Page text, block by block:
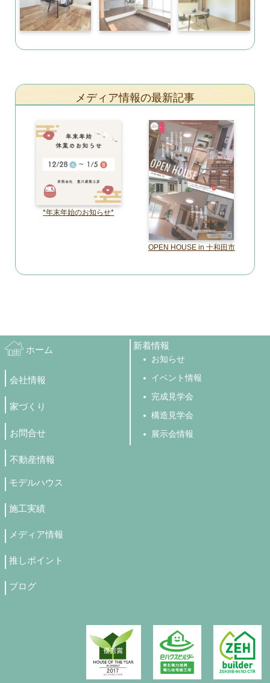
メディア情報の最新記事
*年末年始のお知らせ*
OPEN HOUSE in 十和田市
ホーム
会社情報
家づくり
お問合せ
不動産情報
新着情報
お知らせ
イベント情報
完成見学会
構造見学会
展示会情報
モデルハウス
施工実績
メディア情報
推しポイント
ブログ